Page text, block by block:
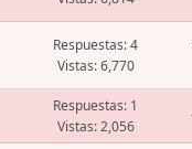
Respuestas: 4
Vistas: 6,770
Respuestas: 1
Vistas: 2,056